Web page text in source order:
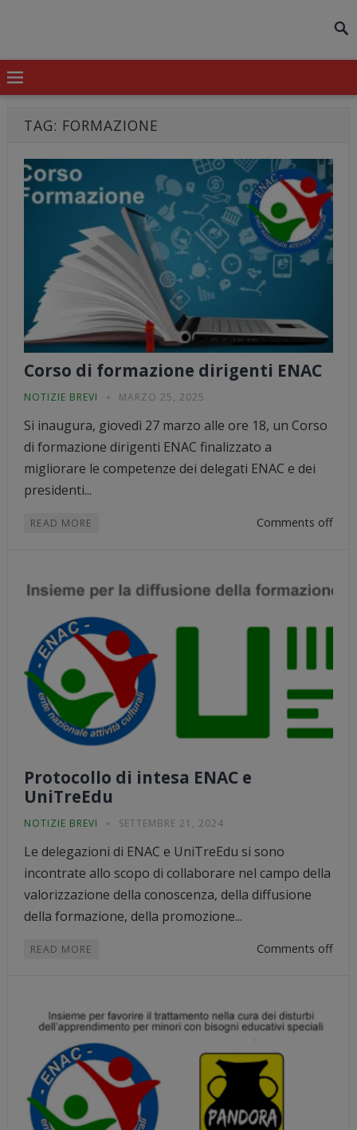
TAG: FORMAZIONE
Corso di formazione dirigenti ENAC
NOTIZIE BREVI MARZO 25, 2025
Si inaugura, giovedì 27 marzo alle ore 18, un Corso
di formazione dirigenti ENAC finalizzato a
migliorare le competenze dei delegati ENAC e dei
presidenti...
READ MORE Comments off
Protocollo di intesa ENAC e
UniTreEdu
NOTIZIE BREVI SETTEMBRE 21, 2024
Le delegazioni di ENAC e UniTreEdu si sono
incontrate allo scopo di collaborare nel campo della
valorizzazione della conoscenza, della diffusione
della formazione, della promozione...
READ MORE Comments off